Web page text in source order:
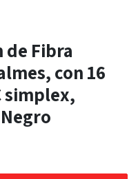
Fibra
con 16
simplex,